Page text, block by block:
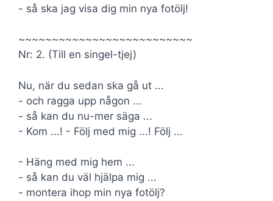
- så ska jag visa dig min nya fotölj!
~~~~~~~~~~~~~~~~~~~~~~~~~~
Nr: 2. (Till en singel-tjej)
Nu, när du sedan ska gå ut ...
- och ragga upp någon ...
- så kan du nu-mer säga ...
- Kom ...! - Följ med mig ...! Följ ...
- Häng med mig hem ...
- så kan du väl hjälpa mig ...
- montera ihop min nya fotölj?